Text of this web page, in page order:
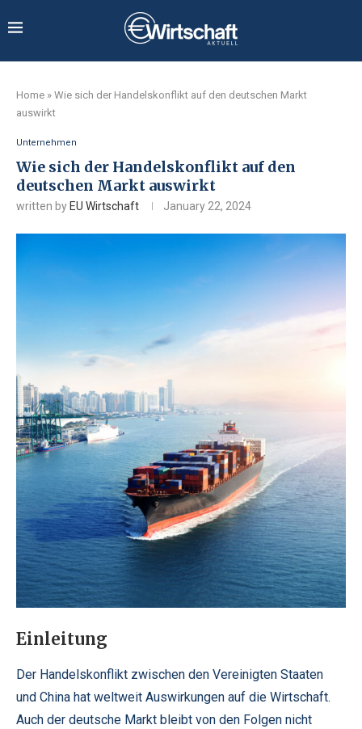
Home » Wie sich der Handelskonflikt auf den deutschen Markt
auswirkt
Unternehmen
Wie sich der Handelskonflikt auf den
deutschen Markt auswirkt
written by EU Wirtschaft January 22, 2024
Einleitung
Der Handelskonflikt zwischen den Vereinigten Staaten
und China hat weltweit Auswirkungen auf die Wirtschaft.
Auch der deutsche Markt bleibt von den Folgen nicht